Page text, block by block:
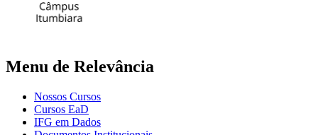
Menu de Relevância
Nossos Cursos
Cursos EaD
IFG em Dados